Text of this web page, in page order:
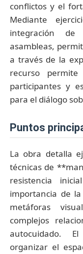
conflictos y el
Mediante
integración
asambleas,
a través de la
recurso
participantes y
para el diálogo
puntos
La obra detalla
técnicas de
resistencia
importancia de
metáforas
complejos
autocuidado.
organizar el